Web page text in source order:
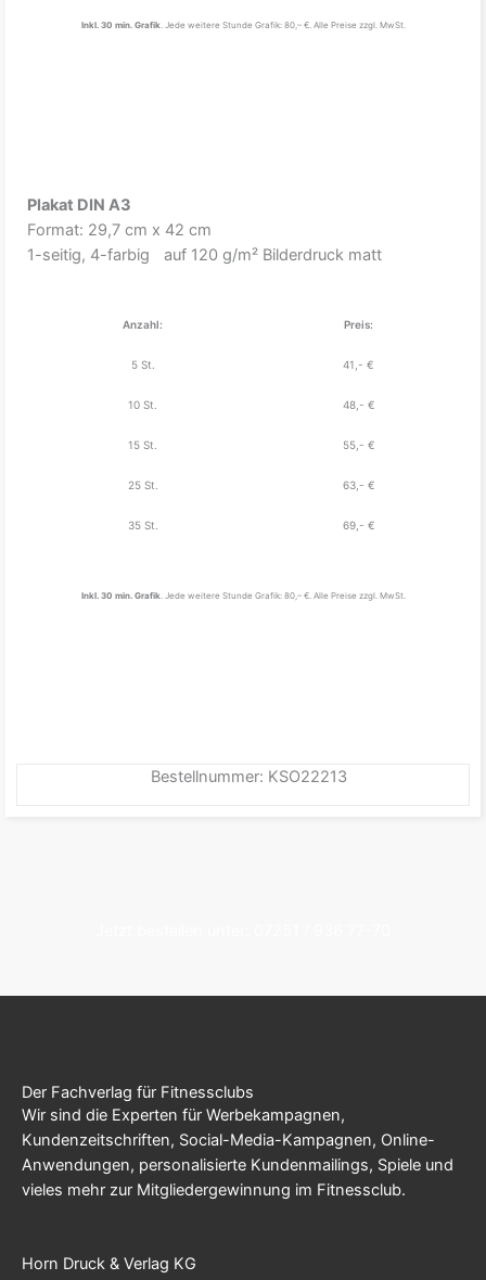
Inkl. 30 min. Grafik. Jede weitere Stunde Grafik: 80,– €. Alle Preise zzgl. MwSt.
Plakat DIN A3
Format: 29,7 cm x 42 cm
1-seitig, 4-farbig auf 120 g/m² Bilderdruck matt
Anzahl: Preis:
5 St. 41,- €
10 St. 48,- €
15 St. 55,- €
25 St. 63,- €
35 St. 69,- €
Inkl. 30 min. Grafik. Jede weitere Stunde Grafik: 80,– €. Alle Preise zzgl. MwSt.
Bestellnummer: KSO22213
Der Fachverlag für Fitnessclubs
Wir sind die Experten für Werbekampagnen,
Kundenzeitschriften, Social-Media-Kampagnen, Online-
Anwendungen, personalisierte Kundenmailings, Spiele und
vieles mehr zur Mitgliedergewinnung im Fitnessclub.
Horn Druck & Verlag KG